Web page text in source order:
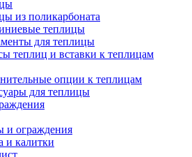
из поликарбоната
теплицы
для теплицы
теплиц и вставки к теплицам
опции к теплицам
для теплицы
и ограждения
и калитки